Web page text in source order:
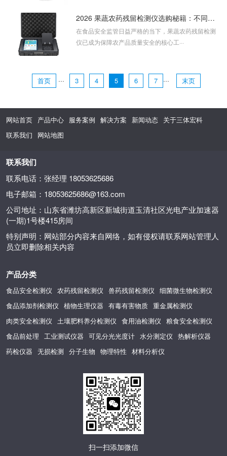
2026 果蔬农药残留检测仪选购秘籍：不同场景下如何精准匹配需求
在食品安全监管日益严格的当下，果蔬农药残留检测
仪已成为保障农产品质量安全的核心工···
首页 ··· 3 4 5 6 7 ··· 末页
网站首页 产品中心 服务案例 解决方案 新闻动态 关于三体宏科
联系我们
网站地图
联系我们
联系电话：张经理 18053625686
电子邮箱：18053625686@163.com
公司地址：山东省潍坊高新区新城街道玉清社区光电产业加速器
(一期)1号楼415房间
特别声明：网站部分内容来自网络，如有侵权请联系网站管理人
员立即删除相关内容
产品分类
食品安全检测仪 农药残留检测仪 兽药残留检测仪 细菌微生物检测仪
食品添加剂检测仪 植物生理仪器 有毒有害物质 重金属检测仪
肉类安全检测仪
土壤肥料养分检测仪 食用油检测仪 粮食安全检测仪
食品前处理
工业测试仪器 可见分光光度计 水分测定仪 热解析仪器
药检仪器 无损检测 分子生物 物理特性 材料分析仪
扫一扫添加微信